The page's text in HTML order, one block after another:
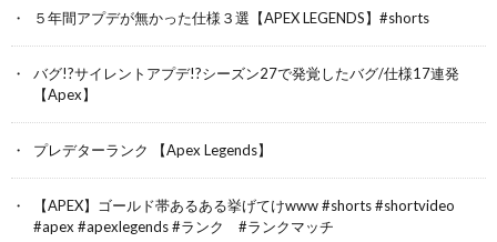
５年間アプデが無かった仕様３選【APEX LEGENDS】#shorts
バグ!?サイレントアプデ!?シーズン27で発覚したバグ/仕様17連発
【Apex】
プレデターランク 【Apex Legends】
【APEX】ゴールド帯あるある挙げてけwww #shorts #shortvideo
#apex #apexlegends #ランク #ランクマッチ